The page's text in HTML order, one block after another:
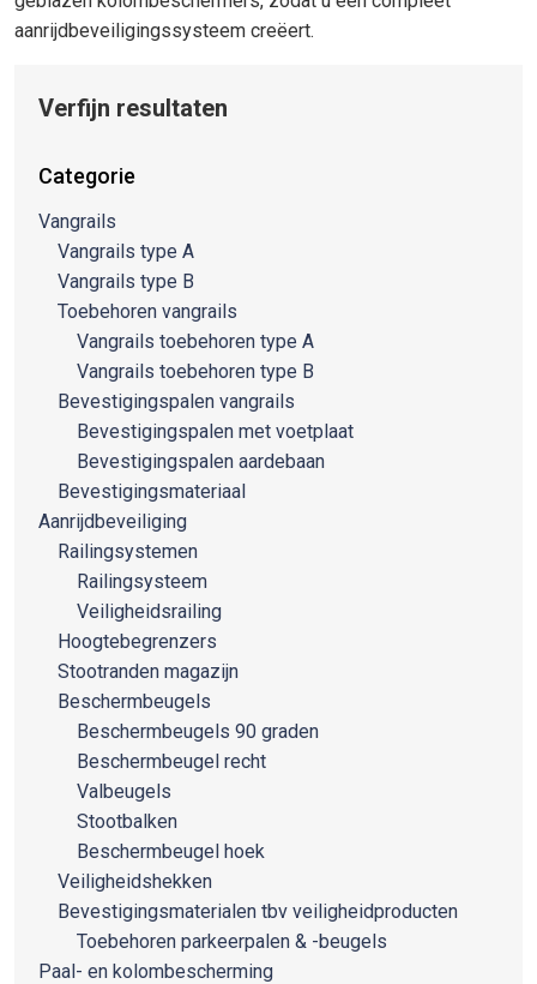
Verfijn resultaten
Categorie
Vangrails
Vangrails type A
Vangrails type B
Toebehoren vangrails
Vangrails toebehoren type A
Vangrails toebehoren type B
Bevestigingspalen vangrails
Bevestigingspalen met voetplaat
Bevestigingspalen aardebaan
Bevestigingsmateriaal
Aanrijdbeveiliging
Railingsystemen
Railingsysteem
Veiligheidsrailing
Hoogtebegrenzers
Stootranden magazijn
Beschermbeugels
Beschermbeugels 90 graden
Beschermbeugel recht
Valbeugels
Stootbalken
Beschermbeugel hoek
Veiligheidshekken
Bevestigingsmaterialen tbv veiligheidproducten
Toebehoren parkeerpalen & -beugels
Paal- en kolombescherming
aanrijdbeveiligingssysteem creëert.